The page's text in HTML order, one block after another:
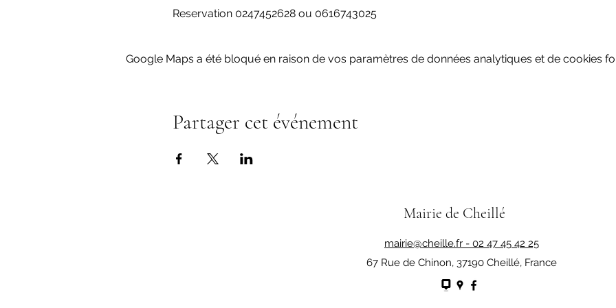
Reservation 0247452628 ou 0616743025
Google Maps a été bloqué en raison de vos paramètres de données analytiques et de cookies
Partager cet événement
Mairie de Cheillé
mairie@cheille.fr - 02 47 45 42 25
67 Rue de Chinon, 37190 Cheillé, France